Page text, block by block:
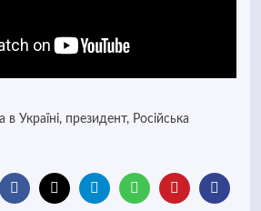
в Україні, президент, Російська